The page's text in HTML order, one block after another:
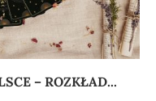
– ROZKŁAD...